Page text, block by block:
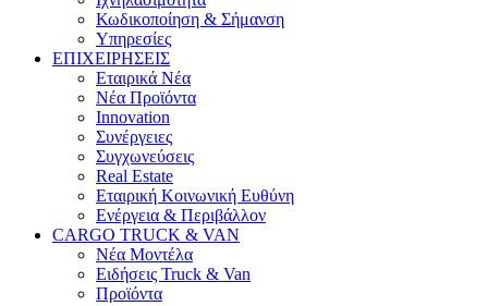
Κωδικοποίηση & Σήμανση
Υπηρεσίες
ΕΠΙΧΕΙΡΗΣΕΙΣ
Εταιρικά Νέα
Νέα Προϊόντα
Innovation
Συνέργειες
Συγχωνεύσεις
Real Estate
Εταιρική Κοινωνική Ευθύνη
Ενέργεια & Περιβάλλον
CARGO TRUCK & VAN
Νέα Μοντέλα
Ειδήσεις Truck & Van
Προϊόντα